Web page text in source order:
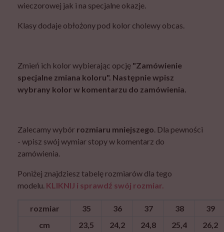
wieczorowej jak i na specjalne okazje.
Klasy dodaje obłożony pod kolor cholewy obcas.
Zmień ich kolor wybierając opcję "Zamówienie
specjalne zmiana koloru". Następnie wpisz
wybrany kolor w komentarzu do zamówienia.
Zalecamy wybór rozmiaru mniejszego. Dla pewności
- wpisz swój wymiar stopy w komentarz do
zamówienia.
Poniżej znajdziesz tabelę rozmiarów dla tego
modelu. KLIKNIJ i sprawdź swój rozmiar.
rozmiar 35 36 37 38
39
cm
23,5 24,2 24,8 25,4 26,2